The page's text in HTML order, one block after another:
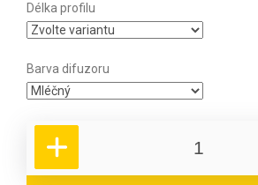
Délka profilu
Barva difuzoru